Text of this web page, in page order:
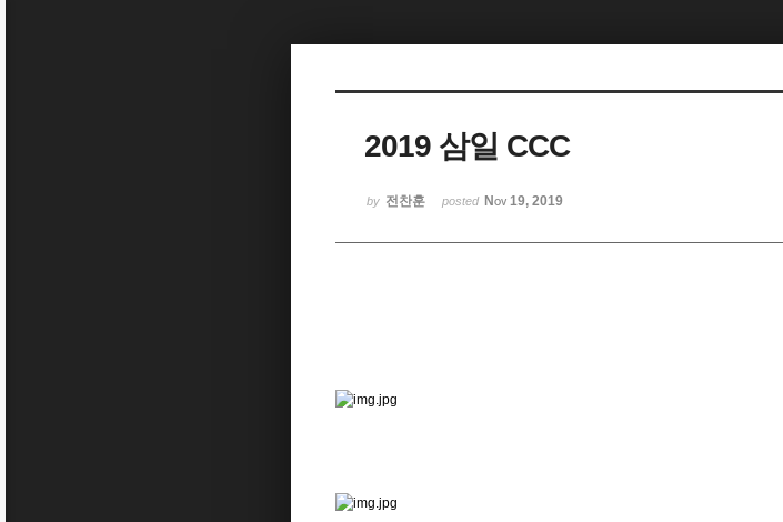
2019 삼일 CCC
by 전찬훈 posted Nov 19, 2019
Sketchbook5, 스케치북5
Sketchbook5, 스케치북5